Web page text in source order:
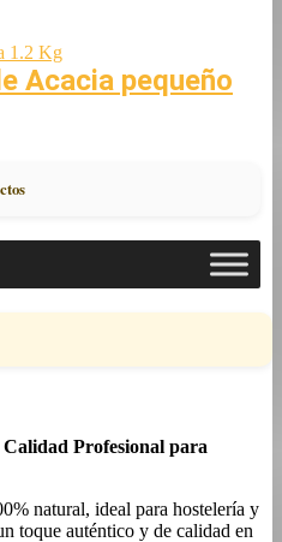
Acacia pequeño
Profesional para
natural, ideal para hostelería y
toque auténtico y de calidad en